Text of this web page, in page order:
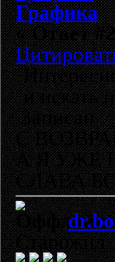
Графика
«Ответ
и искать
Записан
С
А Я УЖЕ
СЛАВА
Старожил